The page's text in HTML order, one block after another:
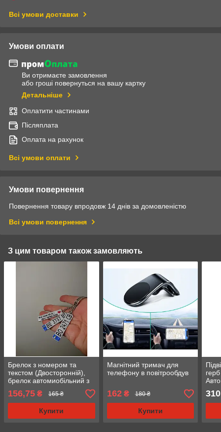
Всі умови доставки
Умови оплати
Ви отримаєте замовлення
або гроші повернуться на вашу картку
Детальніше
Оплатити частинами
Післяплата
Оплата на рахунок
Всі умови оплати
Умови повернення
Повернення товару впродовж 14 днів за домовленістю
Всі умови повернення
З цим товаром також замовляють
Брелок з номером та
текстом (Двосторонній),
брелок автомиобільний з
156,75 ₴ 165 ₴
Купити
Магнітний тримач для
телефону в повітрообдув
162₴ 180 ₴
Купити
310